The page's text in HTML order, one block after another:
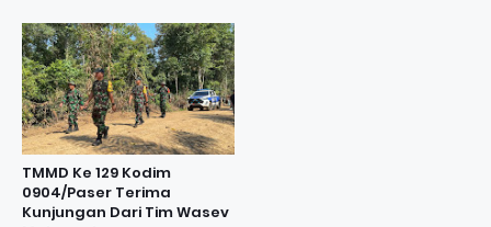
TMMD Ke 129 Kodim
0904/Paser Terima
Kunjungan Dari Tim Wasev